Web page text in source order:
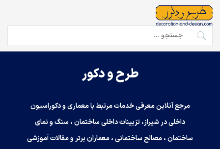
Skip
content
جستجو
برای:
طرح و دکور
مرجع آنلاین معرفی خدمات مرتبط با معماری و دکوراسیون
داخلی در شیراز، تزیینات داخلی ساختمان ، سنگ و نمای
ساختمان ، مصالح ساختمانی ، معماران برتر و مقالات آموزشی